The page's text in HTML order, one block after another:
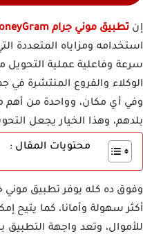
إن تطبيق موني جرام
استخدامه ومزاياه المتعددة
سرعة وفاعلية عملية التحويل
الوكلاء والفروع المنتشرة
وفي أي مكان، وواحدة من أهم
بلدهم، وهذا الخيار يجعل
محتويات المقال :
أكثر سهولة وأمانا، كما يتيح
للأموال، وتعد واجهة التطبيق